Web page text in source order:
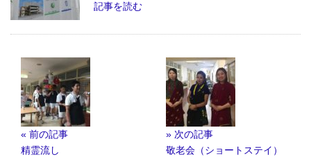
記事を読む
« 前の記事
精霊流し
» 次の記事
敬老会（ショートステイ）